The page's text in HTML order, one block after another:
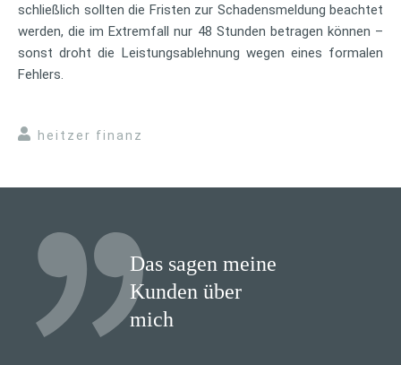
schließlich sollten die Fristen zur Schadensmeldung beachtet
werden, die im Extremfall nur 48 Stunden betragen können –
sonst droht die Leistungsablehnung wegen eines formalen
Fehlers.
heitzer finanz
Das sagen meine
Kunden über
mich